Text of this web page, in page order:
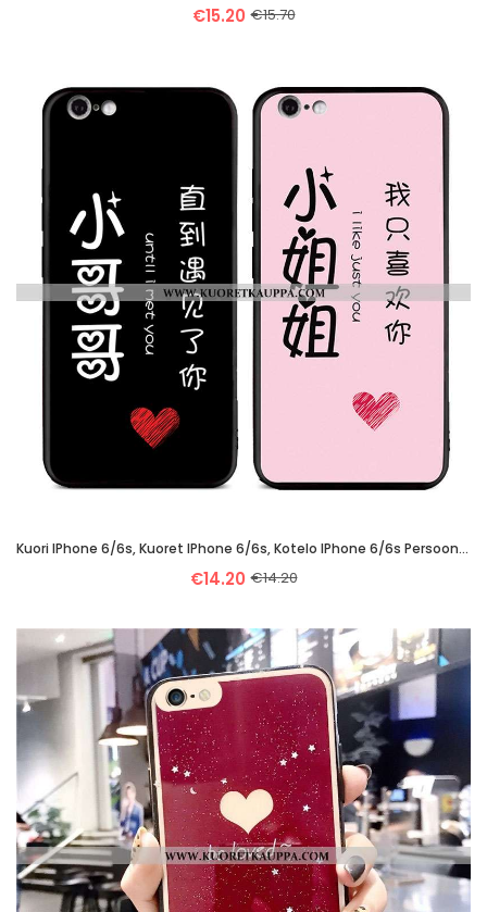
€15.20 €15.70
Kuori IPhone 6/6s, Kuoret IPhone 6/6s, Kotelo IPhone 6/6s Persoonallisuus Ihana Musta Silikoni Musta
€14.20 €14.20